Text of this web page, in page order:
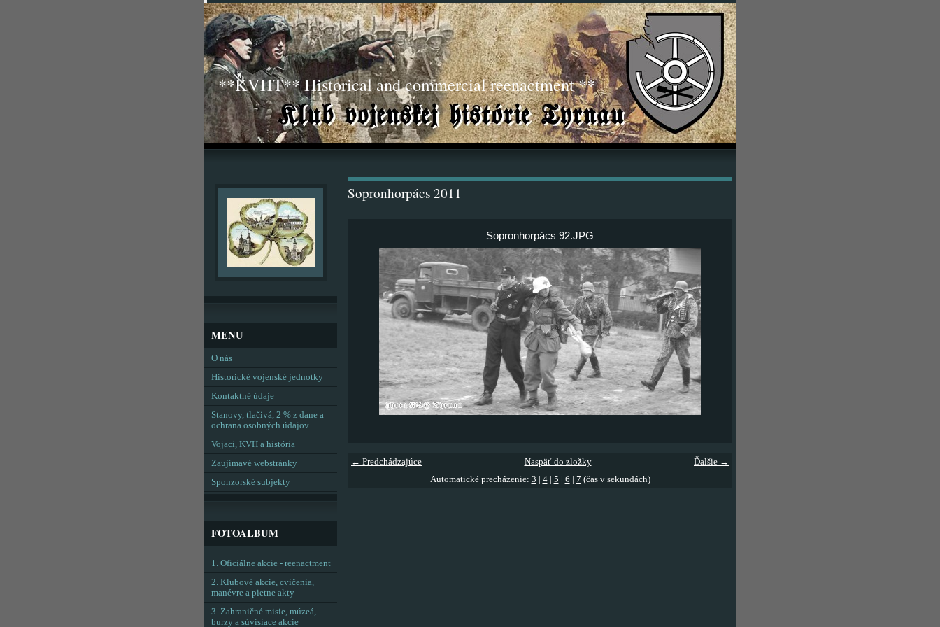
**KVHT** Historical and commercial reenactment **
Sopronhorpács 2011
Sopronhorpács 92.JPG
← Predchádzajúce Ďalšie →
Naspäť do zložky
Automatické precházenie: 3 4| 5 6 7 (čas v sekundách)
MENU
O nás
Historické vojenské jednotky
Kontaktné údaje
Stanovy, tlačivá, 2 % z dane a
ochrana osobných údajov
Vojaci, KVH a história
Zaujímavé webstránky
Sponzorské subjekty
FOTOALBUM
1. Oficiálne akcie - reenactment
2. Klubové akcie, cvičenia,
manévre a pietne akty
3. Zahraničné misie, múzeá,
burzy a súvisiace akcie